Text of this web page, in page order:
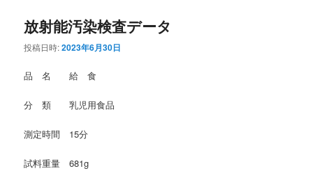
放射能汚染検査データ
投稿日時:2023年6月30日
品 名 給 食
分 類 乳児用食品
測定時間 15分
試料重量 681g